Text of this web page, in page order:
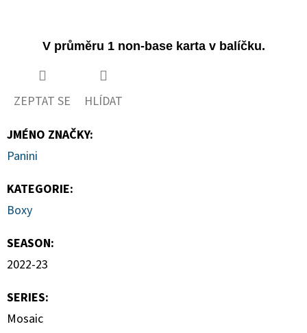
V průměru 1 non-base karta v balíčku.
ZEPTAT SE
HLÍDAT
JMÉNO ZNAČKY:
Panini
KATEGORIE:
Boxy
SEASON:
2022-23
SERIES:
Mosaic